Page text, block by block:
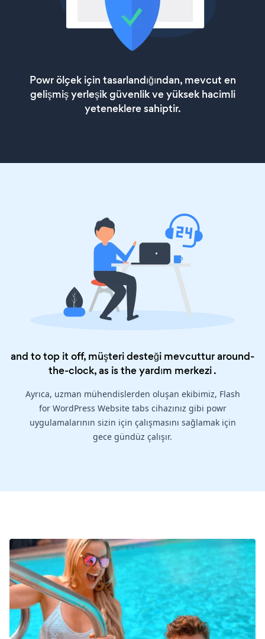
Powr ölçek için tasarlandığından, mevcut en
gelişmiş yerleşik güvenlik ve yüksek hacimli
yeteneklere sahiptir.
and to top it off, müşteri desteği mevcuttur around-
the-clock, as is theyardım merkezi.
Ayrıca, uzman mühendislerden oluşan ekibimiz, Flash
for WordPress Website tabs cihazınız gibi powr
uygulamalarının sizin için çalışmasını sağlamak için
gece gündüz çalışır.